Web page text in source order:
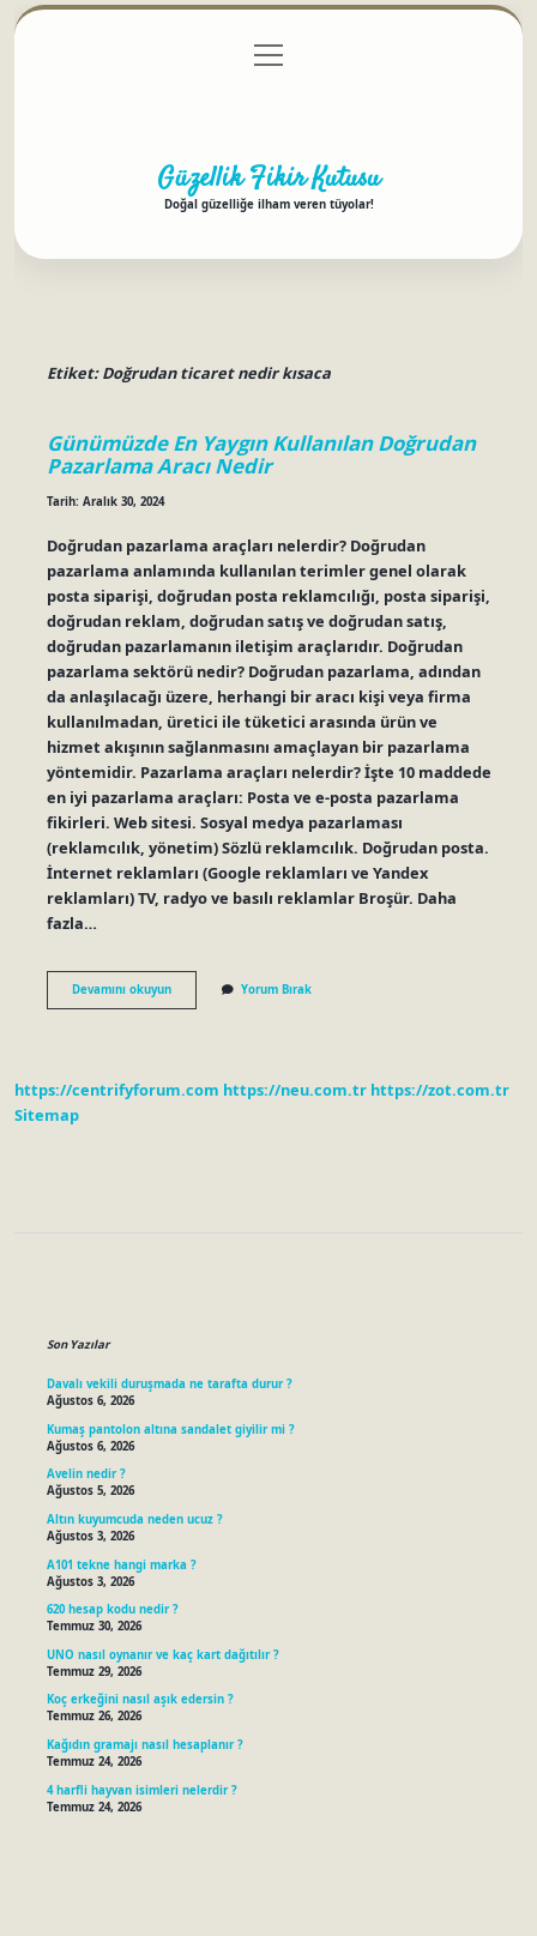
Gizlilik Politikası
menüyü
aç
Güzellik Fikir Kutusu
Doğal güzelliğe ilham veren tüyolar!
Etiket:Doğrudan ticaret nedir kısaca
Günümüzde En Yaygın Kullanılan Doğrudan
Pazarlama Aracı Nedir
Tarih: Aralık 30, 2024
Doğrudan pazarlama araçları nelerdir? Doğrudan
pazarlama anlamında kullanılan terimler genel olarak
posta siparişi, doğrudan posta reklamcılığı, posta siparişi,
doğrudan reklam, doğrudan satış ve doğrudan satış,
doğrudan pazarlamanın iletişim araçlarıdır. Doğrudan
pazarlama sektörü nedir? Doğrudan pazarlama, adından
da anlaşılacağı üzere, herhangi bir aracı kişi veya firma
kullanılmadan, üretici ile tüketici arasında ürün ve
hizmet akışının sağlanmasını amaçlayan bir pazarlama
yöntemidir. Pazarlama araçları nelerdir? İşte 10 maddede
en iyi pazarlama araçları: Posta ve e-posta pazarlama
fikirleri. Web sitesi. Sosyal medya pazarlaması
(reklamcılık, yönetim) Sözlü reklamcılık. Doğrudan posta.
İnternet reklamları (Google reklamları ve Yandex
reklamları) TV, radyo ve basılı reklamlar Broşür. Daha
fazla…
Devamını okuyunGünümüzde
En
Aracı
Yorum Bırak
https://centrifyforum.com https://neu.com.tr https://zot.com.tr
Sitemap
Son Yazılar
Davalı vekili duruşmada ne tarafta durur ?
Ağustos 6, 2026
Kumaş pantolon altına sandalet giyilir mi ?
Ağustos 6, 2026
Avelin nedir ?
Ağustos 5, 2026
Altın kuyumcuda neden ucuz ?
Ağustos 3, 2026
A101 tekne hangi marka ?
Ağustos 3, 2026
620 hesap kodu nedir ?
Temmuz 30, 2026
UNO nasıl oynanır ve kaç kart dağıtılır ?
Temmuz 29, 2026
Koç erkeğini nasıl aşık edersin ?
Temmuz 26, 2026
Kağıdın gramajı nasıl hesaplanır ?
Temmuz 24, 2026
4 harfli hayvan isimleri nelerdir ?
Temmuz 24, 2026